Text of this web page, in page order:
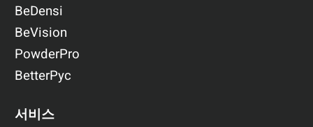
BeDensi
BeVision
PowderPro
BetterPyc
서비스